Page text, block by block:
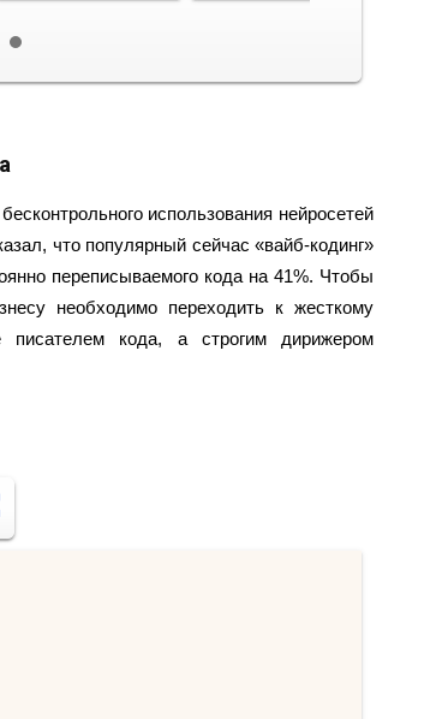
использования нейросетей
что популярный сейчас «вайб-кодинг»
переписываемого кода на 41%. Чтобы
необходимо переходить к жесткому
писателем кода, а строгим дирижером